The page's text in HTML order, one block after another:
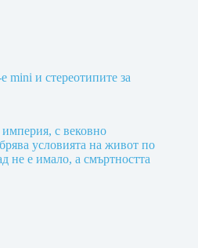
mini и стереотипите за